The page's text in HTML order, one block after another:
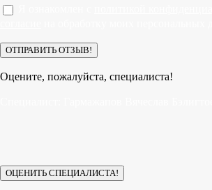
Оцените, пожалуйста, специалиста!